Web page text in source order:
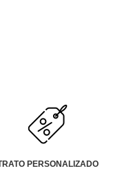
PERSONALIZADO